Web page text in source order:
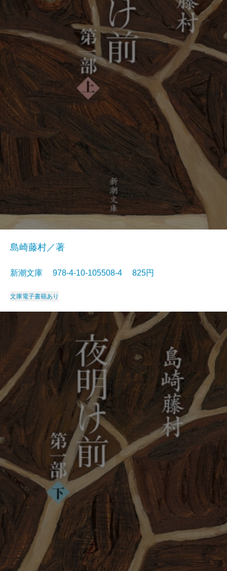
島崎藤村／著
新潮文庫 978-4-10-105508-4 825円
文庫電子書籍あり